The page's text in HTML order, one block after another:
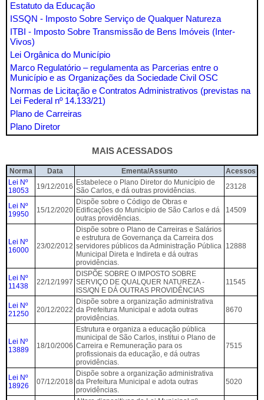
Estatuto da Educação
ISSQN - Imposto Sobre Serviço de Qualquer Natureza
ITBI - Imposto Sobre Transmissão de Bens Imóveis (Inter-
Vivos)
Lei Orgânica do Município
Marco Regulatório – regulamenta as Parcerias entre o
Município e as Organizações da Sociedade Civil OSC
Normas de Licitação e Contratos Administrativos (previstas na
Lei Federal nº 14.133/21)
Plano de Carreiras
Plano Diretor
MAIS ACESSADOS
Norma Data Ementa/Assunto
Acessos
Lei Nº
18053
19/12/2016 Estabelece o Plano Diretor do Município de
São Carlos, e dá outras providências.
23128
Lei Nº
19950
15/12/2020
Dispõe sobre o Código de Obras e
Edificações do Município de São Carlos e dá
outras providências.
14509
Lei Nº
16000
23/02/2012
Dispõe sobre o Plano de Carreiras e Salários
e estrutura de Governança da Carreira dos
servidores públicos da Administração Pública
Municipal Direta e Indireta e dá outras
providências.
12888
Lei Nº
11438
22/12/1997
DISPÕE SOBRE O IMPOSTO SOBRE
SERVIÇO DE QUALQUER NATUREZA -
ISS/QN E DÁ OUTRAS PROVIDÊNCIAS
11545
Lei Nº
21250
20/12/2022
Dispõe sobre a organização administrativa
da Prefeitura Municipal e adota outras
providências.
8670
Lei Nº
13889
18/10/2006
Estrutura e organiza a educação pública
municipal de São Carlos, institui o Plano de
Carreira e Remuneração para os
profissionais da educação, e dá outras
providências.
7515
Lei Nº
18926
07/12/2018
Dispõe sobre a organização administrativa
da Prefeitura Municipal e adota outras
providências.
5020